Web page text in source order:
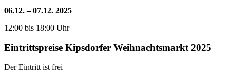
06.12. – 07.12. 2025
12:00 bis 18:00 Uhr
Eintrittspreise Kipsdorfer Weihnachtsmarkt 2025
Der Eintritt ist frei